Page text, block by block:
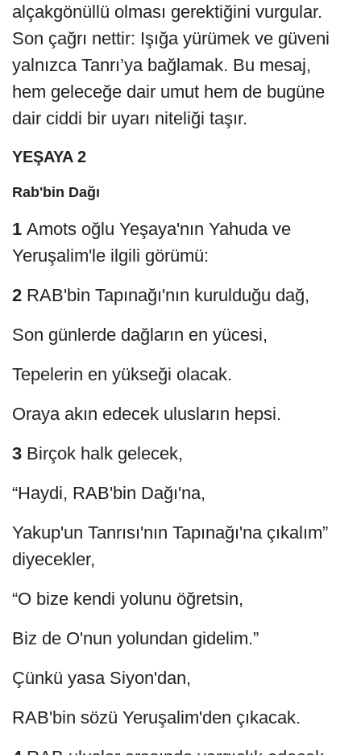
alçakgönüllü olması gerektiğini vurgular.
Son çağrı nettir: Işığa yürümek ve güveni
yalnızca Tanrı’ya bağlamak. Bu mesaj,
hem geleceğe dair umut hem de bugüne
dair ciddi bir uyarı niteliği taşır.
YEŞAYA 2
Rab'bin Dağı
1 Amots oğlu Yeşaya'nın Yahuda ve
Yeruşalim'le ilgili görümü:
2 RAB'bin Tapınağı'nın kurulduğu dağ,
Son günlerde dağların en yücesi,
Tepelerin en yükseği olacak.
Oraya akın edecek ulusların hepsi.
3 Birçok halk gelecek,
“Haydi, RAB'bin Dağı'na,
Yakup'un Tanrısı'nın Tapınağı'na çıkalım”
diyecekler,
“O bize kendi yolunu öğretsin,
Biz de O'nun yolundan gidelim.”
Çünkü yasa Siyon'dan,
RAB'bin sözü Yeruşalim'den çıkacak.